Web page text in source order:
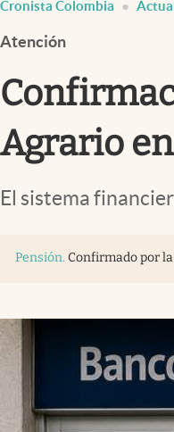
Dólar y mercados
Curiosidades
Cronista Colombia
Atención
Agrario
El sistema
Pensión. Confirmado por